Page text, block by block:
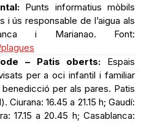
Punts informatius mòbils
ús responsable de l’aigua als
i Marianao. Font:
– Patis oberts: Espais
per a oci infantil i familiar
per als pares. Patis
Ciurana: 16.45 a 21.15 h; Gaudí:
17.15 a 20.45 h; Casablanca: